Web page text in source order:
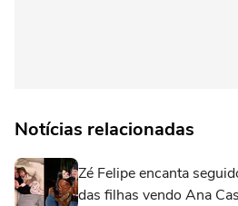
Notícias relacionadas
Zé Felipe encanta
das filhas vendo Ana